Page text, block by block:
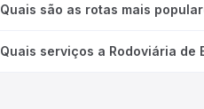
Quais são as rotas mais
Quais serviços a Rodoviária de